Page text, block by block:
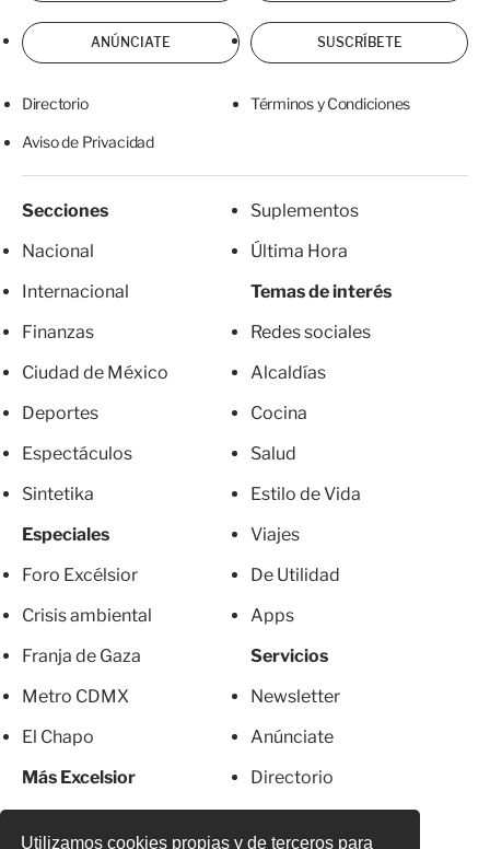
Utilizamos cookies propias y de terceros para
ANÚNCIATE SUSCRÍBETE
Directorio Términos y Condiciones
Aviso de Privacidad
Secciones
Nacional
Internacional
Finanzas
Ciudad de México
Deportes
Espectáculos
Sintetika
Especiales
Foro Excélsior
Crisis ambiental
Franja de Gaza
Metro CDMX
El Chapo
Más Excelsior
Suplementos
Última Hora
Temas de interés
Redes sociales
Alcaldías
Cocina
Salud
Estilo de Vida
Viajes
De Utilidad
Apps
Servicios
Newsletter
Anúnciate
Directorio